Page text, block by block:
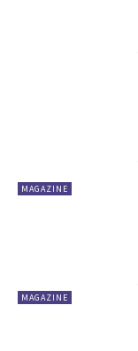
MAGAZINE
MAGAZINE